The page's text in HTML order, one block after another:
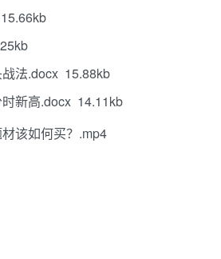
法.docx 15.88kb
新高.docx 14.11kb
该如何买？.mp4